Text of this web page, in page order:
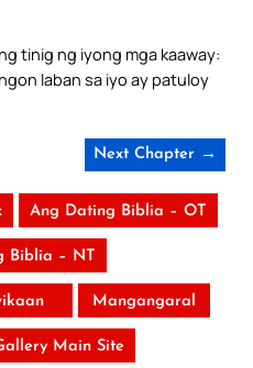
tinig ng iyong mga kaaway:
laban sa iyo ay patuloy
Next Chapter →
Ang Dating Biblia – OT
Biblia – NT
Mangangaral
Main Site